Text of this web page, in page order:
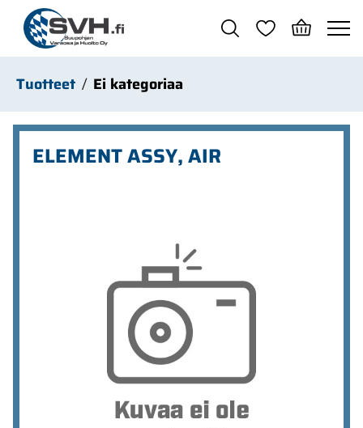
Siirry pääsisältöön
Tuotteet Ei kategoriaa
ELEMENT ASSY, AIR